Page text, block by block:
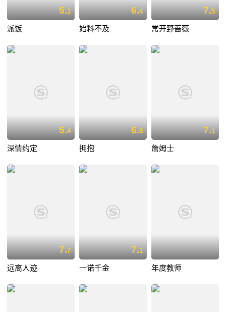
5.1
派饭
6.4
始料不及
7.5
常开野蔷薇
5.4
深情约定
6.8
拥抱
7.1
詹姆士
7.7
远离人迹
7.1
一诺千金 年度教师